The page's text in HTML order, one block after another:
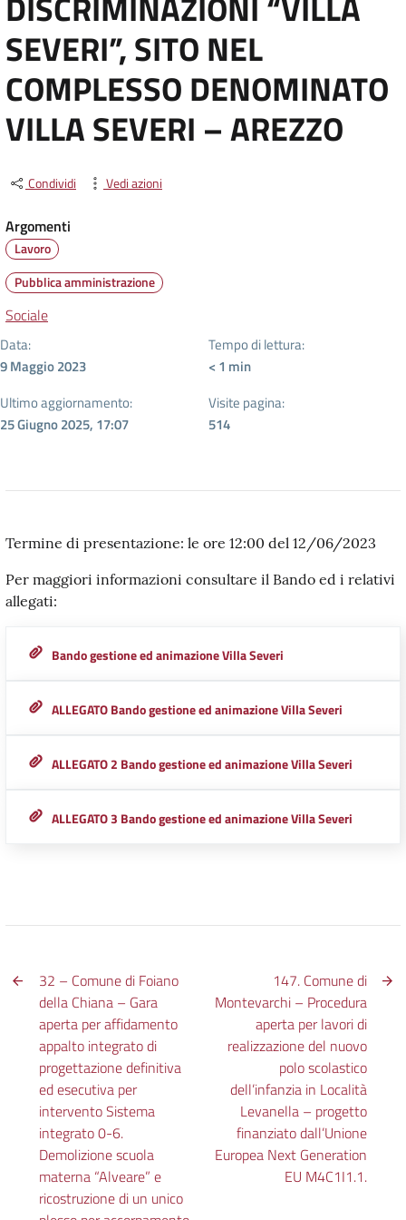
SEVERI”, SITO NEL
COMPLESSO DENOMINATO
VILLA SEVERI – AREZZO
Condividi Vedi azioni
Argomenti
Lavoro
Pubblica amministrazione
Sociale
Data:
9 Maggio 2023
Tempo di lettura:
< 1 min
Ultimo aggiornamento:
25 Giugno 2025, 17:07
Visite pagina:
514
Termine di presentazione: le ore 12:00 del 12/06/2023
Per maggiori informazioni consultare il Bando ed i relativi
allegati:
Bando gestione ed animazione Villa Severi
ALLEGATO Bando gestione ed animazione Villa Severi
ALLEGATO 2 Bando gestione ed animazione Villa Severi
ALLEGATO 3 Bando gestione ed animazione Villa Severi
32 – Comune di Foiano
della Chiana – Gara
aperta per affidamento
appalto integrato di
progettazione definitiva
ed esecutiva per
intervento Sistema
integrato 0-6.
Demolizione scuola
materna “Alveare” e
ricostruzione di un unico
147. Comune di
Montevarchi – Procedura
aperta per lavori di
realizzazione del nuovo
polo scolastico
dell’infanzia in Località
Levanella – progetto
finanziato dall’Unione
Europea Next Generation
EU M4C1I1.1.